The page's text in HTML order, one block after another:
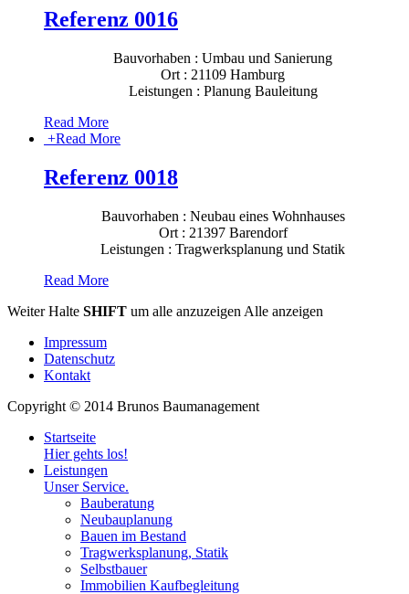
Referenz 0016
Bauvorhaben : Umbau und Sanierung
Ort : 21109 Hamburg
Leistungen : Planung Bauleitung
Read More
+Read More
Referenz 0018
Bauvorhaben : Neubau eines Wohnhauses
Ort : 21397 Barendorf
Leistungen : Tragwerksplanung und Statik
Read More
Weiter Halte SHIFT um alle anzuzeigen Alle anzeigen
Impressum
Datenschutz
Kontakt
Copyright © 2014 Brunos Baumanagement
Startseite
Hier gehts los!
Leistungen
Unser Service.
Bauberatung
Neubauplanung
Bauen im Bestand
Tragwerksplanung, Statik
Selbstbauer
Immobilien Kaufbegleitung